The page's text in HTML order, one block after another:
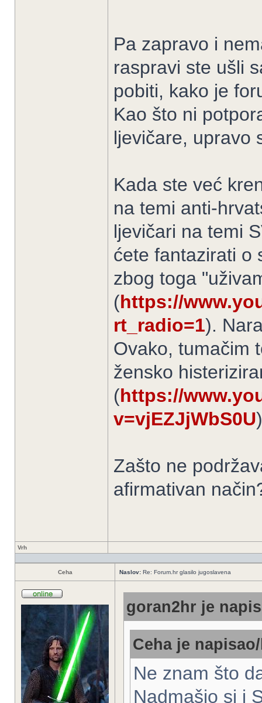
Pa zapravo i
raspravi ste ušli
pobiti, kako je
Kao što ni
ljevičare, upravo
Kada ste već
na temi anti-
ljevičari na temi
ćete fantazirati o
zbog toga
(https://
rt_radio=1).
Ovako, tumačim
žensko
(https://
v=vjEZJjWbS0U
Zašto ne
afirmativan
Vrh
Ceha Naslov: Re: Forum.hr glasilo jugoslavena
goran2hr je
Ceha je
Ne znam što
Nadmašio si i